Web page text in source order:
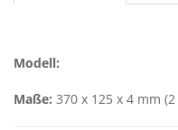
Modell:
Maße: 370 x 125 x 4 mm (2